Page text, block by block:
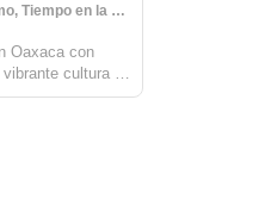
4 Días | Visita a la comunidad, Senderismo, Tiempo en la Naturaleza
Oaxaca con
cultura y